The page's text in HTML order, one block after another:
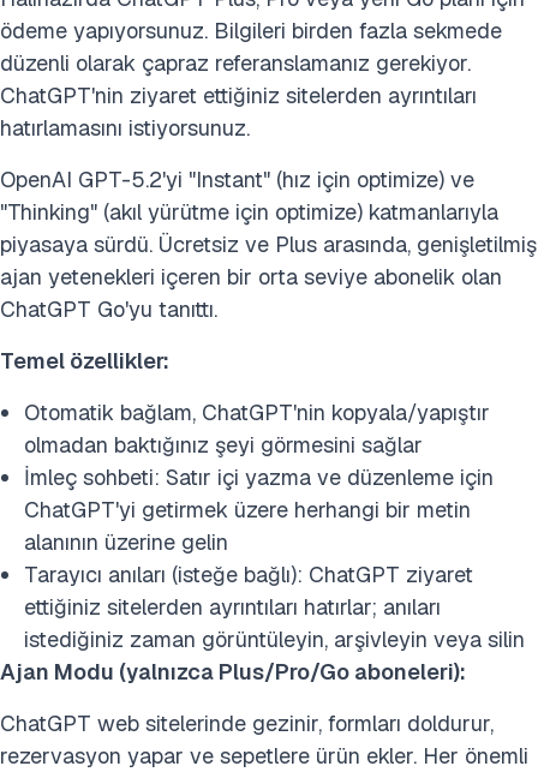
ödeme yapıyorsunuz. Bilgileri birden fazla sekmede
düzenli olarak çapraz referanslamanız gerekiyor.
ChatGPT'nin ziyaret ettiğiniz sitelerden ayrıntıları
hatırlamasını istiyorsunuz.
OpenAI GPT-5.2'yi "Instant" (hız için optimize) ve
"Thinking" (akıl yürütme için optimize) katmanlarıyla
piyasaya sürdü. Ücretsiz ve Plus arasında, genişletilmiş
ajan yetenekleri içeren bir orta seviye abonelik olan
ChatGPT Go'yu tanıttı.
Temel özellikler:
Otomatik bağlam, ChatGPT'nin kopyala/yapıştır
olmadan baktığınız şeyi görmesini sağlar
İmleç sohbeti: Satır içi yazma ve düzenleme için
ChatGPT'yi getirmek üzere herhangi bir metin
alanının üzerine gelin
Tarayıcı anıları (isteğe bağlı): ChatGPT ziyaret
ettiğiniz sitelerden ayrıntıları hatırlar; anıları
istediğiniz zaman görüntüleyin, arşivleyin veya silin
Ajan Modu (yalnızca Plus/Pro/Go aboneleri):
ChatGPT web sitelerinde gezinir, formları doldurur,
rezervasyon yapar ve sepetlere ürün ekler. Her önemli